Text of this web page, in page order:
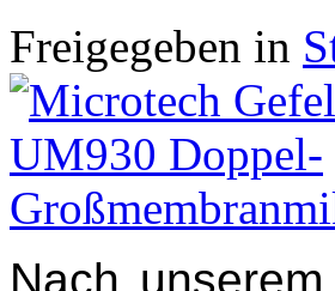
Freigegeben in
Nach